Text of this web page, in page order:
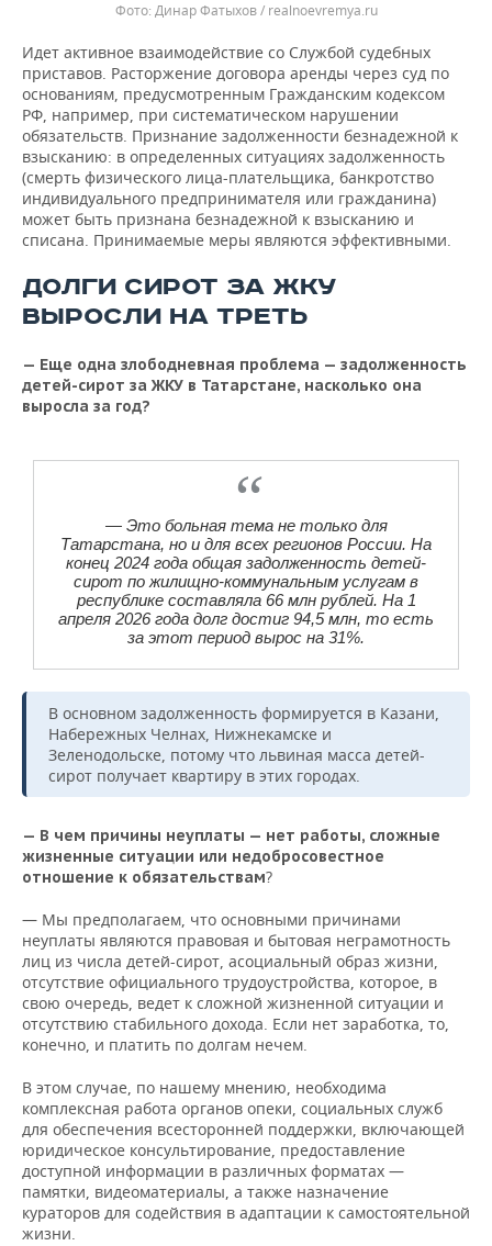
Динар Фатыхов / realnoevremya.ru
Идет активное взаимодействие со Службой судебных
приставов. Расторжение договора аренды через суд по
основаниям, предусмотренным Гражданским кодексом
РФ, например, при систематическом нарушении
обязательств. Признание задолженности безнадежной к
взысканию: в определенных ситуациях задолженность
(смерть физического лица-плательщика, банкротство
индивидуального предпринимателя или гражданина)
может быть признана безнадежной к взысканию и
списана. Принимаемые меры являются эффективными.
ДОЛГИ СИРОТ ЗА ЖКУ
ВЫРОСЛИ НА ТРЕТЬ
— Еще одна злободневная проблема — задолженность
детей-сирот за ЖКУ в Татарстане, насколько она
выросла за год?
— Это больная тема не только для
Татарстана, но и для всех регионов России. На
конец 2024 года общая задолженность детей-
сирот по жилищно-коммунальным услугам в
республике составляла 66 млн рублей. На 1
апреля 2026 года долг достиг 94,5 млн, то есть
за этот период вырос на 31%.
В основном задолженность формируется в Казани,
Набережных Челнах, Нижнекамске и
Зеленодольске, потому что львиная масса детей-
сирот получает квартиру в этих городах.
— В чем причины неуплаты — нет работы, сложные
жизненные ситуации или недобросовестное
отношение к обязательствам?
— Мы предполагаем, что основными причинами
неуплаты являются правовая и бытовая неграмотность
лиц из числа детей-сирот, асоциальный образ жизни,
отсутствие официального трудоустройства, которое, в
свою очередь, ведет к сложной жизненной ситуации и
отсутствию стабильного дохода. Если нет заработка, то,
конечно, и платить по долгам нечем.
В этом случае, по нашему мнению, необходима
комплексная работа органов опеки, социальных служб
для обеспечения всесторонней поддержки, включающей
юридическое консультирование, предоставление
доступной информации в различных форматах —
памятки, видеоматериалы, а также назначение
кураторов для содействия в адаптации к самостоятельной
жизни.